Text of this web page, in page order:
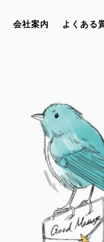
会社案内 よくある